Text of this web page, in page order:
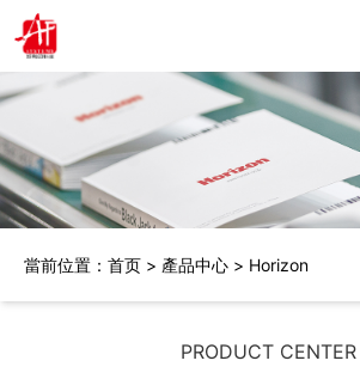
首頁
產品中心
Horizon
Foliant
合作夥伴
解決方案
當前位置： 首页 > 產品中心 > Horizon
PRODUCT CENTER